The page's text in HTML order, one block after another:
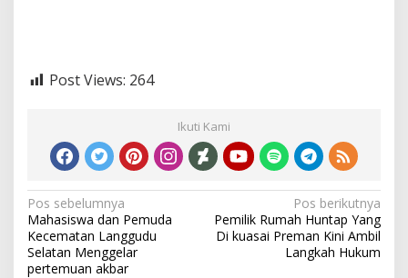
Post Views: 264
Ikuti Kami
Navigasi
pos
Pos sebelumnya
Mahasiswa dan Pemuda
Kecematan Langgudu
Selatan Menggelar
pertemuan akbar
Pos berikutnya
Pemilik Rumah Huntap Yang
Di kuasai Preman Kini Ambil
Langkah Hukum